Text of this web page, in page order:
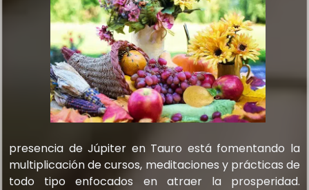
presencia de Júpiter en Tauro está fomentando la
multiplicación de cursos, meditaciones y prácticas de
todo tipo enfocados en atraer la prosperidad.